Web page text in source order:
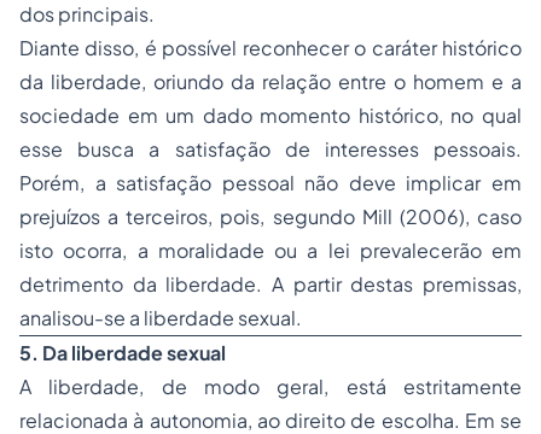
dos principais.
Diante disso, é possível reconhecer o caráter histórico
da liberdade, oriundo da relação entre o homem e a
sociedade em um dado momento histórico, no qual
esse busca a satisfação de interesses pessoais.
Porém, a satisfação pessoal não deve implicar em
prejuízos a terceiros, pois, segundo Mill (2006), caso
isto ocorra, a moralidade ou a lei prevalecerão em
detrimento da liberdade. A partir destas premissas,
analisou-se a liberdade sexual.
5. Da liberdade sexual
A liberdade, de modo geral, está estritamente
relacionada à autonomia, ao direito de escolha. Em se